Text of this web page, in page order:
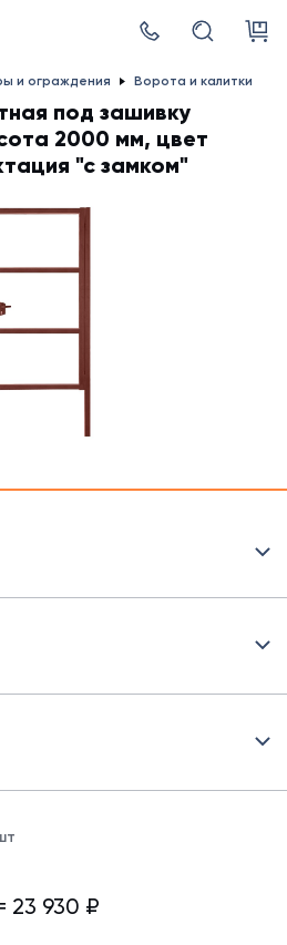
и ограждения Ворота и калитки
под зашивку
2000 мм, цвет
"с замком"
23 930 ₽